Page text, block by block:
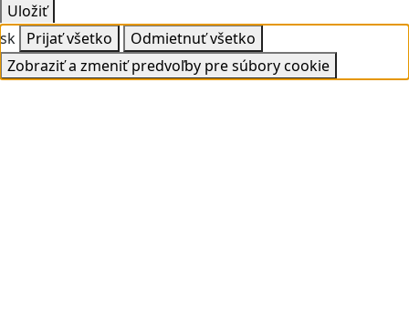
Uložiť
sk Prijať všetko
Odmietnuť všetko
Zobraziť a zmeniť predvoľby pre súbory cookie